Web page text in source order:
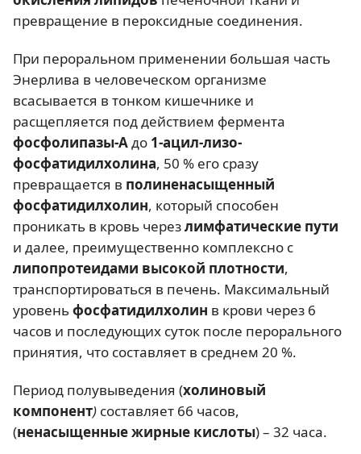
превращение в пероксидные соединения.
При пероральном применении большая часть
Энерлива в человеческом организме
всасывается в тонком кишечнике и
расщепляется под действием фермента
фосфолипазы-Адо 1-ацил-лизо-
фосфатидилхолина, 50 % его сразу
превращается в полиненасыщенный
фосфатидилхолин, который способен
проникать в кровь черезлимфатические пути
и далее, преимущественно комплексно с
липопротеидами высокой плотности,
транспортироваться в печень. Максимальный
уровеньфосфатидилхолин в крови через 6
часов и последующих суток после перорального
принятия, что составляет в среднем 20 %.
Период полувыведения (холиновый
компонент) составляет 66 часов,
(ненасыщенные жирные кислоты) – 32 часа.